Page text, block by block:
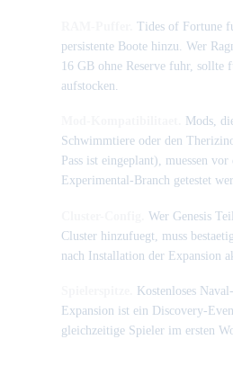
Tides of Fortune
persistente Boote hinzu. Wer
16 GB ohne Reserve fuhr, sollte
aufstocken.
Mods,
Schwimmtiere oder den
Pass ist eingeplant), muessen
Experimental-Branch getestet
Wer Genesis
Cluster hinzufuegt, muss
nach Installation der Expansion
Kostenloses
Expansion ist ein Discovery-
gleichzeitige Spieler im ersten